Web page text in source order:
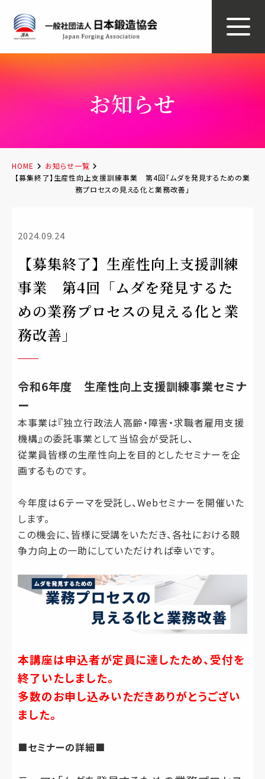
お知らせ
HOME
お知らせ一覧
【募集終了】生産性向上支援訓練事業 第4回「ムダを発見するための業
務プロセスの見える化と業務改善」
2024.09.24
【募集終了】生産性向上支援訓練
事業 第4回「ムダを発見するた
めの業務プロセスの見える化と業
務改善」
令和6年度 生産性向上支援訓練事業セミナ
ー
本事業は『独立行政法人高齢・障害・求職者雇用支援
機構』の委託事業として当協会が受託し、
従業員皆様の生産性向上を目的としたセミナーを企
画するものです。
今年度は６テーマを受託し、Webセミナーを開催いた
します。
この機会に、皆様に受講をいただき、各社における競
争力向上の一助にしていただければ幸いです。
本講座は申込者が定員に達したため、受付を
終了いたしました。
多数のお申し込みいただきありがとうござい
ました。
■セミナーの詳細■